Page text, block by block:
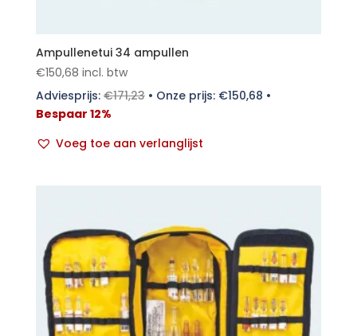
Ampullenetui 34 ampullen
€150,68 incl. btw
Adviesprijs:€171,23• Onze prijs: €150,68 •
Bespaar 12%
Voeg toe aan verlanglijst